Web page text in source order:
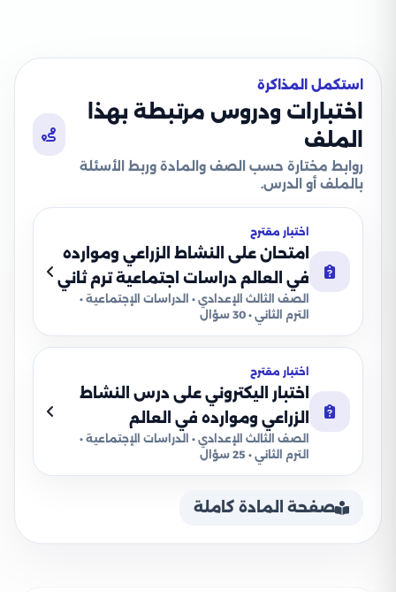
استكمل المذاكرة
اختبارات ودروس مرتبطة بهذا
الملف
روابط مختارة حسب الصف والمادة وربط الأسئلة
بالملف أو الدرس.
اختبار مقترح
امتحان على النشاط الزراعي وموارده
في العالم دراسات اجتماعية ترم ثاني
الصف الثالث الإعدادي • الدراسات الإجتماعية •
الترم الثاني • 30 سؤال
اختبار مقترح
اختبار اليكتروني على درس النشاط
الزراعي وموارده في العالم
الصف الثالث الإعدادي • الدراسات الإجتماعية •
الترم الثاني • 25 سؤال
صفحة المادة كاملة